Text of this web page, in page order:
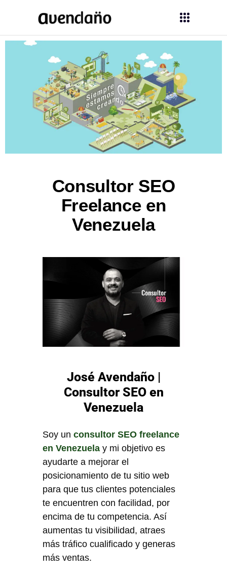
Consultor SEO
Freelance en
Venezuela
José Avendaño |
Consultor SEO en
Venezuela
Soy un consultor SEO freelance
en Venezuela y mi objetivo es
ayudarte a mejorar el
posicionamiento de tu sitio web
para que tus clientes potenciales
te encuentren con facilidad, por
encima de tu competencia. Así
aumentas tu visibilidad, atraes
más tráfico cualificado y generas
más ventas.